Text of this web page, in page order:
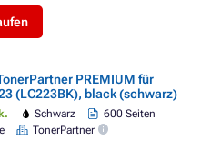
PREMIUM für
(LC223BK), black (schwarz)
Schwarz
600 Seiten
TonerPartner